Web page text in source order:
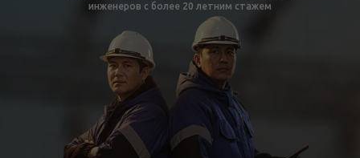
инженеров с более 20 летним стажем